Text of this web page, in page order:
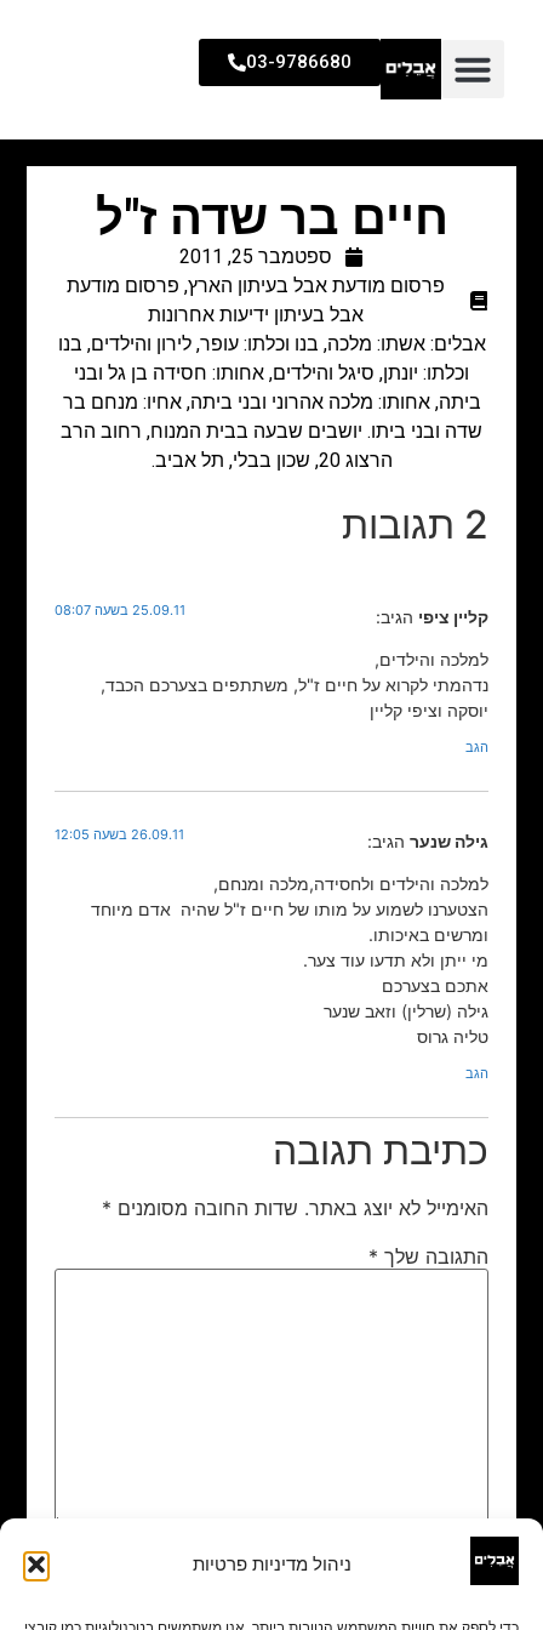
ניהול מדיניות פרטיות
03-9786680
חיים בר שדה ז"ל
ספטמבר 25, 2011
פרסום מודעת אבל בעיתון הארץ, פרסום מודעת
אבל בעיתון ידיעות אחרונות
אבלים: אשתו: מלכה, בנו וכלתו: עופר, לירון והילדים, בנו
וכלתו: יונתן, סיגל והילדים, אחותו: חסידה בן גל ובני
ביתה, אחותו: מלכה אהרוני ובני ביתה, אחיו: מנחם בר
שדה ובני ביתו. יושבים שבעה בבית המנוח, רחוב הרב
הרצוג 20, שכון בבלי, תל אביב.
2 תגובות
קליין ציפי הגיב: 25.09.11 בשעה 08:07
למלכה והילדים,
נדהמתי לקרוא על חיים ז"ל, משתתפים בצערכם הכבד,
יוסקה וציפי קליין
הגב
גילה שנער הגיב: 26.09.11 בשעה 12:05
למלכה והילדים ולחסידה,מלכה ומנחם,
הצטערנו לשמוע על מותו של חיים ז"ל שהיה אדם מיוחד
ומרשים באיכותו.
מי ייתן ולא תדעו עוד צער.
אתכם בצערכם
גילה (שרלין) וזאב שנער
טליה גרוס
הגב
כתיבת תגובה
האימייל לא יוצג באתר. שדות החובה מסומנים *
התגובה שלך *
שם